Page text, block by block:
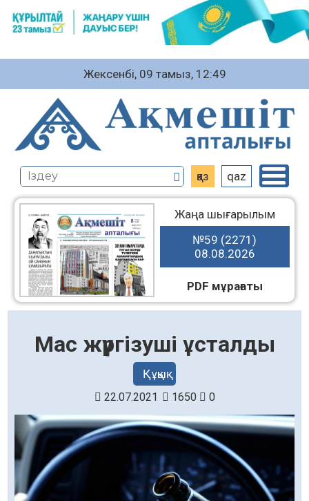
Жексенбі, 09 тамыз, 12:49
қаз qaz
Жаңа шығарылым
№59 (2271)
08.08.2026
PDF мұрағаты
Мас жүргізуші ұсталды
Құқық
22.07.2021 1650 0